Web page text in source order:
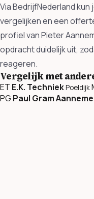
Via BedrijfNederland
vergelijken en een
profiel van Pieter
opdracht duidelijk uit,
reageren.
Vergelijk met
ET E.K. TechniekPoeldijk
PG Paul Gram